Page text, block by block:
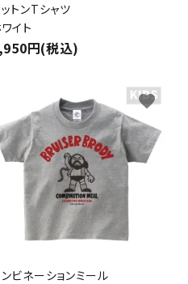
トンTシャツ
イト
円(税込)
ビネーションミール
favorite